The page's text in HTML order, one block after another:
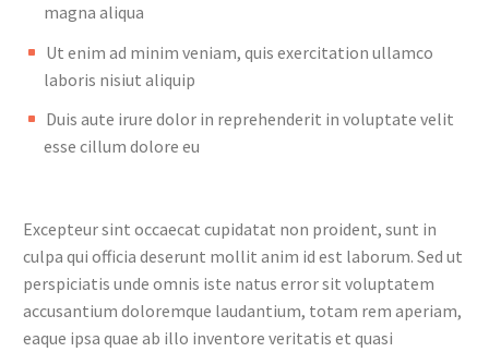
magna aliqua
Ut enim ad minim veniam, quis exercitation ullamco
laboris nisiut aliquip
Duis aute irure dolor in reprehenderit in voluptate velit
esse cillum dolore eu
Excepteur sint occaecat cupidatat non proident, sunt in
culpa qui officia deserunt mollit anim id est laborum. Sed ut
perspiciatis unde omnis iste natus error sit voluptatem
accusantium doloremque laudantium, totam rem aperiam,
eaque ipsa quae ab illo inventore veritatis et quasi